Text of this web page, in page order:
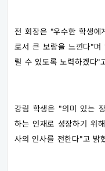
전 회장은 "우수한 학생에
로서 큰 보람을 느낀다"
릴 수 있도록 노력하겠다"
강림 학생은 "의미 있는
하는 인재로 성장하기 위
사의 인사를 전한다"고 밝